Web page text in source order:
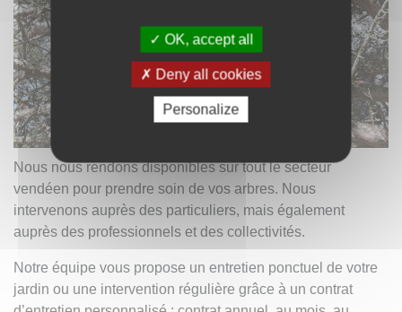
Nous nous rendons disponibles sur tout le secteur
vendéen pour prendre soin de vos arbres. Nous
intervenons auprès des particuliers, mais également
auprès des professionnels et des collectivités.
Notre équipe vous propose un entretien ponctuel de votre
jardin ou une intervention régulière grâce à un contrat
OK, accept all
Deny all cookies
Personalize